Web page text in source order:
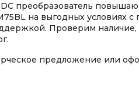
преобразователь
на выгодных условиях с
Проверим
предложение или